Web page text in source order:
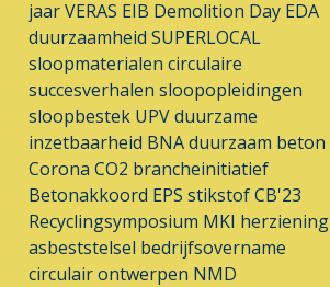
jaar VERAS EIB Demolition Day EDA
duurzaamheid SUPERLOCAL
sloopmaterialen circulaire
succesverhalen sloopopleidingen
sloopbestek UPVduurzame
inzetbaarheid BNAduurzaam beton
Corona CO2 brancheinitiatief
Betonakkoord EPS stikstofCB'23
Recyclingsymposium MKI herziening
asbeststelsel bedrijfsovername
circulair ontwerpen NMD